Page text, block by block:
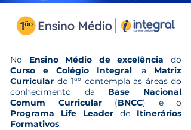
No Ensino Médio de excelência do
Curso e Colégio Integral, a Matriz
Curricular do 1ªº contempla as áreas do
conhecimento da Base Nacional
Comum Curricular(BNCC) e o
Programa Life Leader de Itinerários
Formativos.